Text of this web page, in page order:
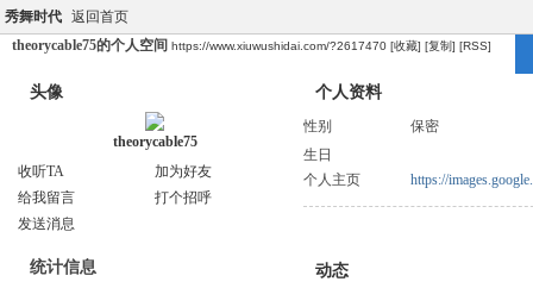
秀舞时代 返回首页
theorycable75的个人空间 https://www.xiuwushidai.com/?2617470 [收藏] [复制] [RSS]
头像
theorycable75
收听TA
加为好友
给我留言
打个招呼
发送消息
统计信息
个人资料
性别
保密
生日
个人主页
https://
动态